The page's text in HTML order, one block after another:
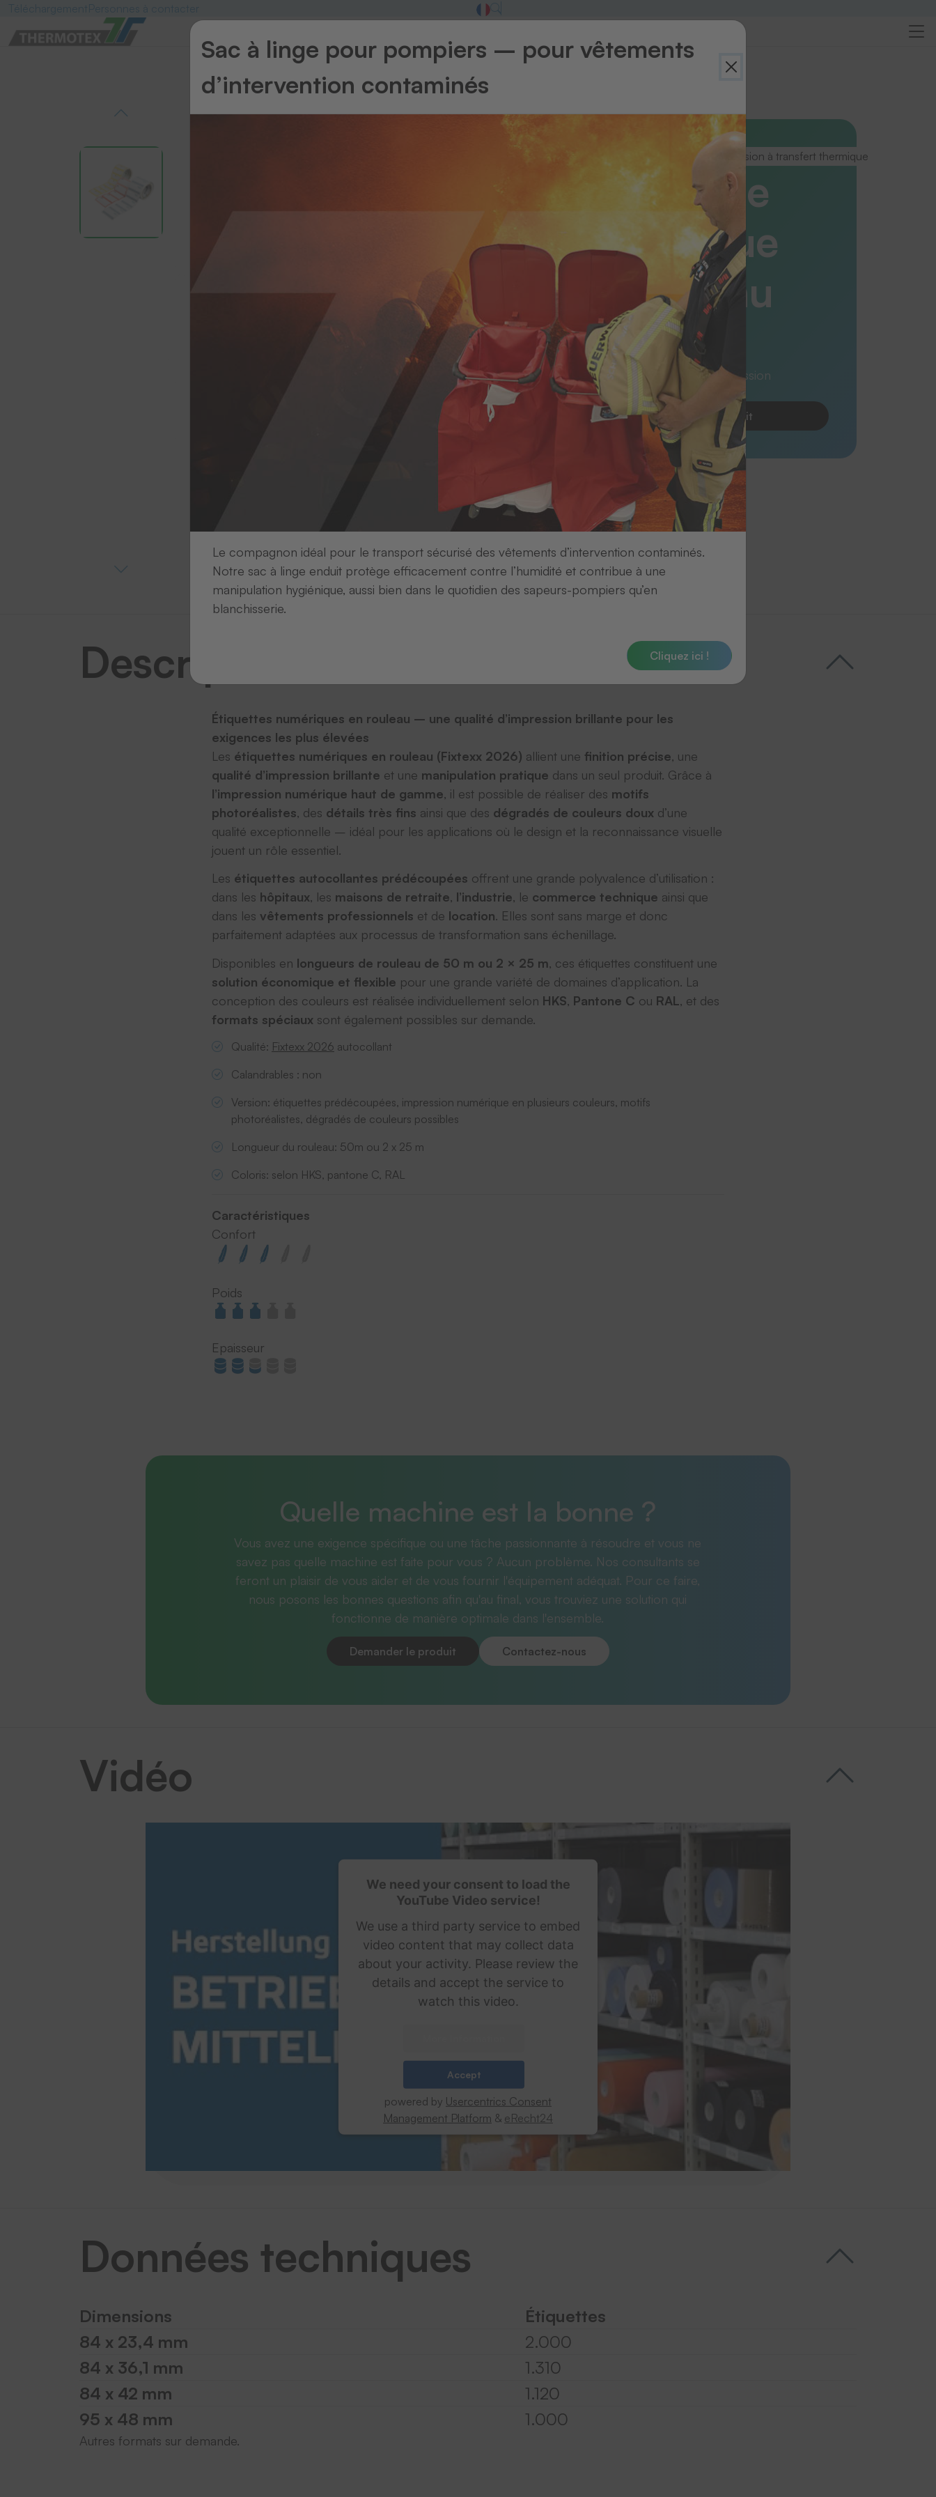
Étiquettes pour systèmes d’impression à transfert thermique
L’étiquette
numérique
en rouleau
(DR)
Fixtexx 2026 imprimé en impression
numérique
Demander le produit
Description
Étiquettes numériques en rouleau – une qualité d’impression brillante pour les
exigences les plus élevées
Les étiquettes numériques en rouleau (Fixtexx 2026) allient une finition précise, une
qualité d’impression brillante et une manipulation pratique dans un seul produit. Grâce à
l’impression numérique haut de gamme, il est possible de réaliser des motifs
photoréalistes, des détails très fins ainsi que des dégradés de couleurs doux d’une
qualité exceptionnelle – idéal pour les applications où le design et la reconnaissance visuelle
jouent un rôle essentiel.
Les étiquettes autocollantes prédécoupées offrent une grande polyvalence d’utilisation :
dans les hôpitaux, les maisons de retraite, l’industrie, le commerce technique ainsi que
dans les vêtements professionnels et de location. Elles sont sans marge et donc
parfaitement adaptées aux processus de transformation sans échenillage.
Disponibles en longueurs de rouleau de 50 m ou 2 × 25 m, ces étiquettes constituent une
solution économique et flexible pour une grande variété de domaines d’application. La
conception des couleurs est réalisée individuellement selon HKS, Pantone C ou RAL, et des
formats spéciaux sont également possibles sur demande.
Qualité: Fixtexx 2026 autocollant
Calandrables : non
Version: étiquettes prédécoupées, impression numérique en plusieurs couleurs, motifs
photoréalistes, dégradés de couleurs possibles
Longueur du rouleau: 50m ou 2 x 25 m
Coloris: selon HKS, pantone C, RAL
Caractéristiques
Confort
Poids
Epaisseur
Quelle machine est la bonne ?
Vous avez une exigence spécifique ou une tâche passionnante à résoudre et vous ne
savez pas quelle machine est faite pour vous ? Aucun problème. Nos consultants se
feront un plaisir de vous aider et de vous fournir l'équipement adéquat. Pour ce faire,
nous posons les bonnes questions afin qu'au final, vous trouviez une solution qui
fonctionne de manière optimale dans l'ensemble.
Demander le produit Contactez-nous
Vidéo
We need your consent to load the
YouTube Video service!
We use a third party service to embed
video content that may collect data
about your activity. Please review the
details and accept the service to
watch this video.
Accept
powered by Usercentrics Consent
Management Platform & eRecht24
Données techniques
Dimensions
Étiquettes
84 x 23,4 mm
2.000
84 x 36,1 mm
1.310
84 x 42 mm
1.120
95 x 48 mm
1.000
Autres formats sur demande.
Sac à linge pour pompiers – pour vêtements
d’intervention contaminés
Le compagnon idéal pour le transport sécurisé des vêtements d’intervention contaminés.
Notre sac à linge enduit protège efficacement contre l’humidité et contribue à une
manipulation hygiénique, aussi bien dans le quotidien des sapeurs-pompiers qu’en
blanchisserie.
Cliquez ici !